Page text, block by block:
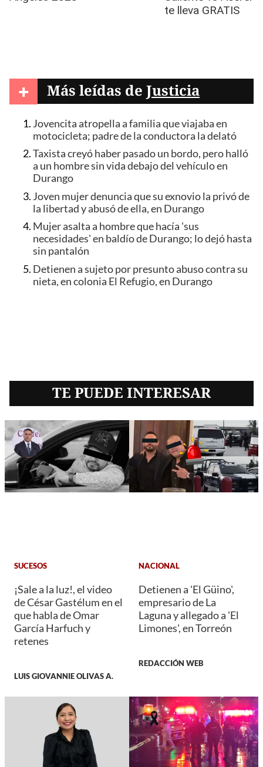
+ Más leídas de Justicia
Jovencita atropella a familia que viajaba en
motocicleta; padre de la conductora la delató
Taxista creyó haber pasado un bordo, pero halló
a un hombre sin vida debajo del vehículo en
Durango
Joven mujer denuncia que su exnovio la privó de
la libertad y abusó de ella, en Durango
Mujer asalta a hombre que hacía 'sus
necesidades' en baldío de Durango; lo dejó hasta
sin pantalón
Detienen a sujeto por presunto abuso contra su
nieta, en colonia El Refugio, en Durango
TE PUEDE INTERESAR
SUCESOS
¡Sale a la luz!, el video
de César Gastélum en el
que habla de Omar
García Harfuch y
retenes
LUIS GIOVANNIE OLIVAS A.
NACIONAL
Detienen a 'El Güino',
empresario de La
Laguna y allegado a 'El
Limones', en Torreón
REDACCIÓN WEB